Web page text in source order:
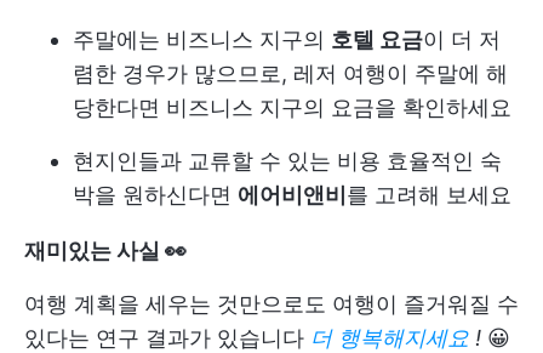
주말에는 비즈니스 지구의 호텔 요금이 더 저
렴한 경우가 많으므로, 레저 여행이 주말에 해
당한다면 비즈니스 지구의 요금을 확인하세요
현지인들과 교류할 수 있는 비용 효율적인 숙
박을 원하신다면 에어비앤비를 고려해 보세요
재미있는 사실 👀
여행 계획을 세우는 것만으로도 여행이 즐거워질 수
있다는 연구 결과가 있습니다 더 행복해지세요 ! 😀